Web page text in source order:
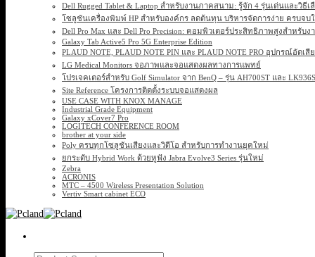
Dell Rugged Tablet & Laptop สำหรับงานภาคสนาม: รู้จัก 4 รุ่นเด่นและวิธีเ
โซลูชันเครื่องพิมพ์ HP สำหรับองค์กร ลดต้นทุน บริหารจัดการง่าย ครบจบ
Dell Pro Max และ Dell Pro Precision: คอมพิวเตอร์ประสิทธิภาพสูงสำหรับ
Galaxy Tab Active5 Pro 5G Enterprise Edition
PLAUD NOTE, PLAUD NOTE PIN และ PLAUD NOTE PRO อุปกรณ์อัด
LG Medical Monitors จอภาพและจอแสดงผลทางการแพทย์
โปรเจคเตอร์สำหรับ Golf Simulator จาก BenQ – รุ่น AH700ST และ
Site Reference โครงการติดตั้งระบบจอแสดงผล
USE CASE WITH KNOX MANAGE
Industrial Grade Equipment
Galaxy xCover7 Pro
LOGITECH CONFERENCE ROOM
brother at your side
Poly ครบทุกโซลูชันเสียงและวิดีโอ สำหรับการทำงานยุคใหม่
ยกระดับ Hybrid Work ด้วยหูฟัง Jabra Evolve3 Series รุ่นใหม่
Zebra
ACRONIS
MTC – 4500 Wireless Presentation Solution
Vertiv Smart cabinet ECO